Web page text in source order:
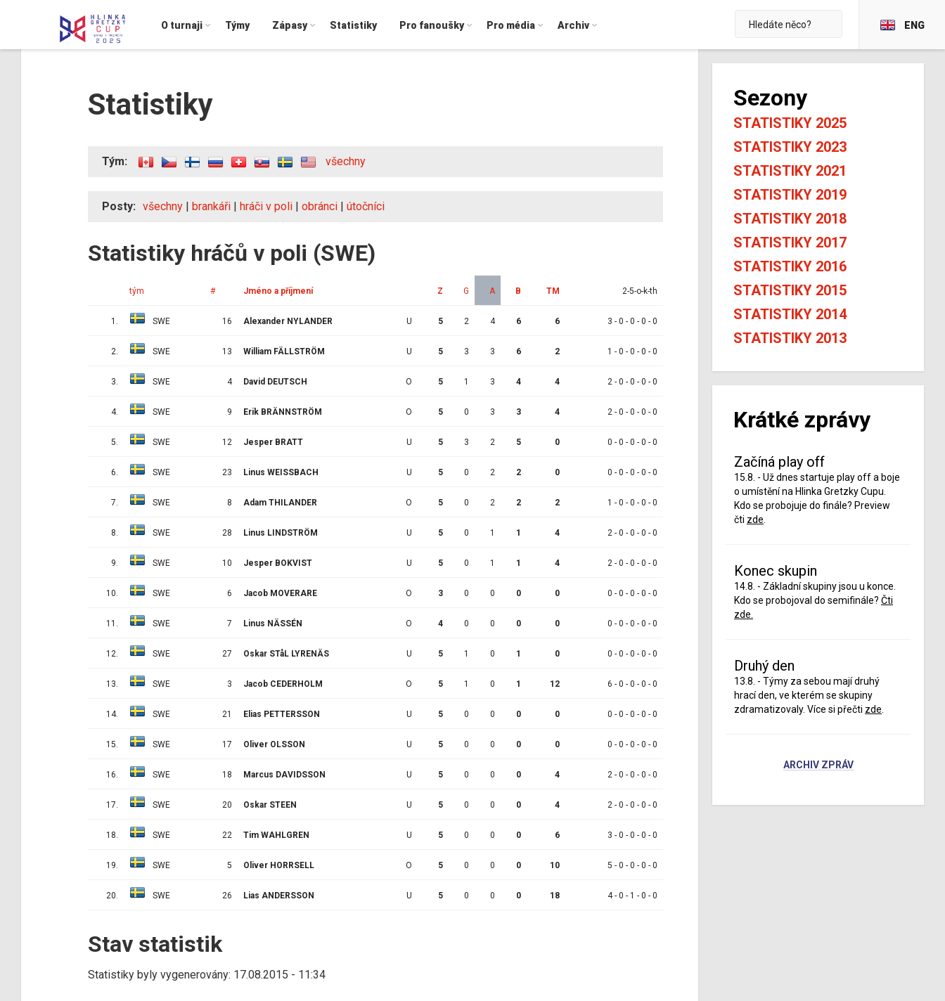
O turnaji Týmy Zápasy Statistiky Pro fanoušky Pro média Archiv ENG
Statistiky
Tým: všechny
Posty: všechny | brankáři | hráči v poli | obránci | útočníci
Statistiky hráčů v poli (SWE)
tým # Jméno a příjmení Z G A B TM 2-5-o-k-th
1. SWE 16 Alexander NYLANDER U 5 2 4 6 6 3 - 0 - 0 - 0 - 0
2. SWE 13 William FÄLLSTRÖM U 5 3 3 6 2 1 - 0 - 0 - 0 - 0
3. SWE 4 David DEUTSCH O 5 1 3 4 4 2 - 0 - 0 - 0 - 0
4. SWE 9 Erik BRÄNNSTRÖM O 5 0 3 3 4 2 - 0 - 0 - 0 - 0
5. SWE 12 Jesper BRATT U 5 3 2 5 0 0 - 0 - 0 - 0 - 0
6. SWE 23 Linus WEISSBACH U 5 0 2 2 0 0 - 0 - 0 - 0 - 0
7. SWE 8 Adam THILANDER O 5 0 2 2 2 1 - 0 - 0 - 0 - 0
8. SWE 28 Linus LINDSTRÖM U 5 0 1 1 4 2 - 0 - 0 - 0 - 0
9. SWE 10 Jesper BOKVIST U 5 0 1 1 4 2 - 0 - 0 - 0 - 0
10. SWE 6 Jacob MOVERARE O 3 0 0 0 0 0 - 0 - 0 - 0 - 0
11. SWE 7 Linus NÄSSÉN O 4 0 0 0 0 0 - 0 - 0 - 0 - 0
12. SWE 27 Oskar STåL LYRENÄS U 5 1 0 1 0 0 - 0 - 0 - 0 - 0
13. SWE 3 Jacob CEDERHOLM O 5 1 0 1 12 6 - 0 - 0 - 0 - 0
14. SWE 21 Elias PETTERSSON U 5 0 0 0 0 0 - 0 - 0 - 0 - 0
15. SWE 17 Oliver OLSSON U 5 0 0 0 0 0 - 0 - 0 - 0 - 0
16. SWE 18 Marcus DAVIDSSON U 5 0 0 0 4 2 - 0 - 0 - 0 - 0
17. SWE 20 Oskar STEEN U 5 0 0 0 4 2 - 0 - 0 - 0 - 0
18. SWE 22 Tim WAHLGREN U 5 0 0 0 6 3 - 0 - 0 - 0 - 0
19. SWE 5 Oliver HORRSELL O 5 0 0 0 10 5 - 0 - 0 - 0 - 0
20. SWE 26 Lias ANDERSSON U 5 0 0 0 18 4 - 0 - 1 - 0 - 0
Stav statistik
Statistiky byly vygenerovány: 17.08.2015 - 11:34
Sezony
STATISTIKY 2025
STATISTIKY 2023
STATISTIKY 2021
STATISTIKY 2019
STATISTIKY 2018
STATISTIKY 2017
STATISTIKY 2016
STATISTIKY 2015
STATISTIKY 2014
STATISTIKY 2013
Krátké zprávy
Začíná play off
15.8. - Už dnes startuje play off a boje
o umístění na Hlinka Gretzky Cupu.
Kdo se probojuje do finále? Preview
čti zde
Konec skupin
14.8. - Základní skupiny jsou u konce.
Kdo se probojoval do semifinále? Čti
zde.
Druhý den
13.8. - Týmy za sebou mají druhý
hrací den, ve kterém se skupiny
zdramatizovaly. Více si přečti zde
ARCHIV ZPRÁV